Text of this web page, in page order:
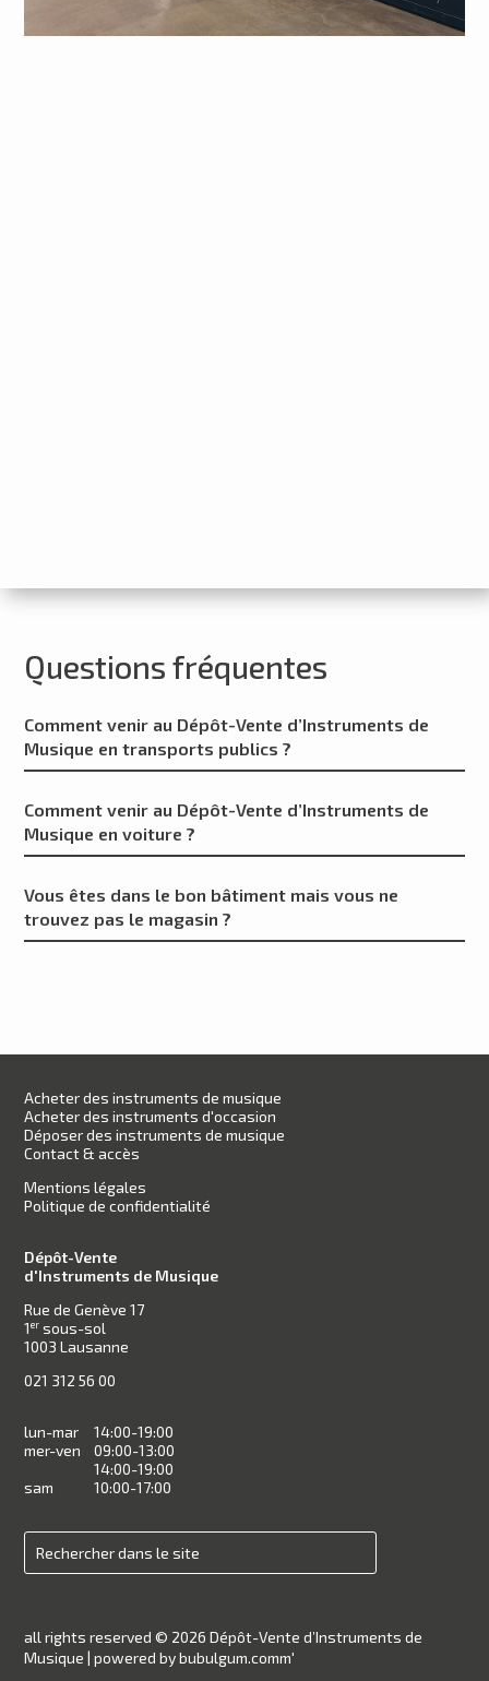
Questions fréquentes
Comment venir au Dépôt-Vente d’Instruments de
Musique en transports publics ?
Comment venir au Dépôt-Vente d’Instruments de
Musique en voiture ?
Vous êtes dans le bon bâtiment mais vous ne
trouvez pas le magasin ?
Acheter des instruments de musique
Acheter des instruments d'occasion
Déposer des instruments de musique
Contact & accès
Mentions légales
Politique de confidentialité
Dépôt-Vente
d'Instruments de Musique
Rue de Genève 17
1er sous-sol
1003 Lausanne
021 312 56 00
lun-mar
14:00-19:00
mer-ven
09:00-13:00
14:00-19:00
sam
10:00-17:00
all rights reserved © 2026 Dépôt-Vente d’Instruments de
Musique |powered by bubulgum.comm'